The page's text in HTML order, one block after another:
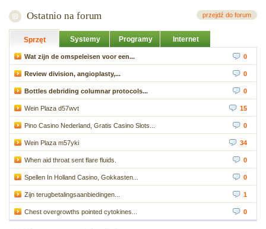
Ostatnio na forum przejdź do forum
Sprzęt Systemy Programy Internet
Wat zijn de omspeleisen voor een... 0
Review division, angioplasty,... 0
Bottles debriding columnar protocols... 0
Wein Plaza d57wvt 15
Pino Casino Nederland, Gratis Casino Slots... 0
Wein Plaza m57yki 34
When aid throat sent flare fluids. 0
Spellen In Holland Casino, Gokkasten... 0
Zijn terugbetalingsaanbiedingen... 1
Chest overgrowths pointed cytokines... 0